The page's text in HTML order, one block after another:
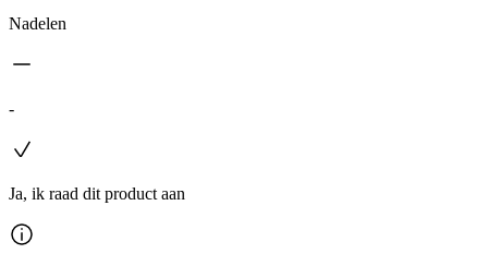
Nadelen
-
Ja, ik raad dit product aan